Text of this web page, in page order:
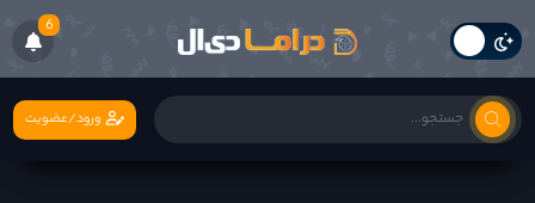
6
ورود/عضویت